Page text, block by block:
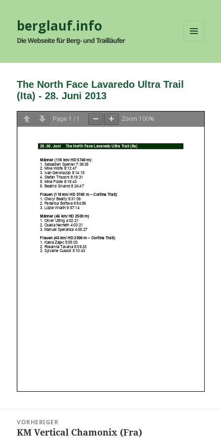
berglauf.info
Die Webseite für Berg- und Trailläufer
WIDGETS
The North Face Lavaredo Ultra Trail
(Ita) - 28. Juni 2013
Page 1 / 1 Zoom 100%
VORHERIGER
Vorheriger
KM Vertical Chamonix (Fra)